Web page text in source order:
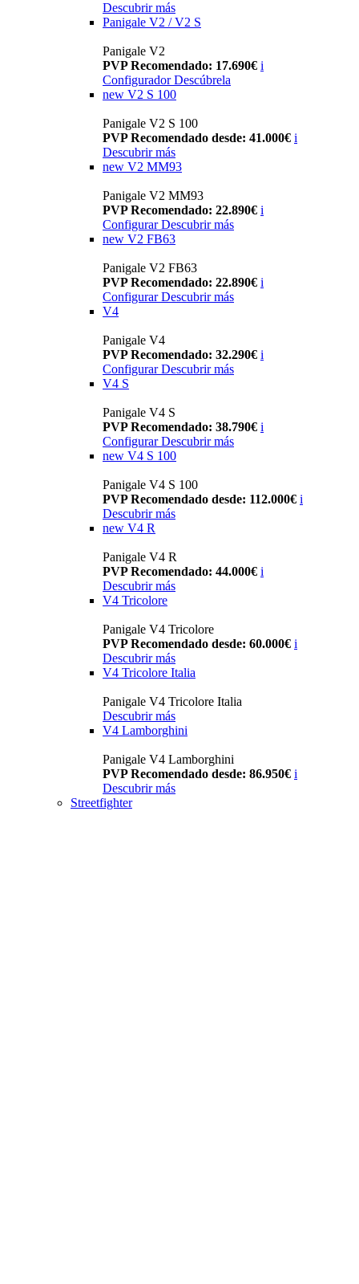
Descubrir más
Panigale V2 / V2 S
Panigale V2
PVP Recomendado: 17.690€ i
Configurador Descúbrela
new V2 S 100
Panigale V2 S 100
PVP Recomendado desde: 41.000€ i
Descubrir más
new V2 MM93
Panigale V2 MM93
PVP Recomendado: 22.890€ i
Configurar Descubrir más
new V2 FB63
Panigale V2 FB63
PVP Recomendado: 22.890€ i
Configurar Descubrir más
V4
Panigale V4
PVP Recomendado: 32.290€ i
Configurar Descubrir más
V4 S
Panigale V4 S
PVP Recomendado: 38.790€ i
Configurar Descubrir más
new V4 S 100
Panigale V4 S 100
PVP Recomendado desde: 112.000€ i
Descubrir más
new V4 R
Panigale V4 R
PVP Recomendado: 44.000€ i
Descubrir más
V4 Tricolore
Panigale V4 Tricolore
PVP Recomendado desde: 60.000€ i
Descubrir más
V4 Tricolore Italia
Panigale V4 Tricolore Italia
Descubrir más
V4 Lamborghini
Panigale V4 Lamborghini
PVP Recomendado desde: 86.950€ i
Descubrir más
Streetfighter